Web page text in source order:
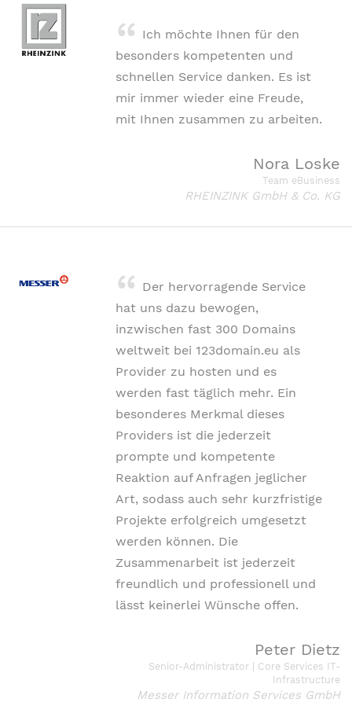
Ich möchte Ihnen für den
besonders kompetenten und
schnellen Service danken. Es ist
mir immer wieder eine Freude,
mit Ihnen zusammen zu arbeiten.
Nora Loske
Team eBusiness
RHEINZINK GmbH & Co. KG
Der hervorragende Service
hat uns dazu bewogen,
inzwischen fast 300 Domains
weltweit bei 123domain.eu als
Provider zu hosten und es
werden fast täglich mehr. Ein
besonderes Merkmal dieses
Providers ist die jederzeit
prompte und kompetente
Reaktion auf Anfragen jeglicher
Art, sodass auch sehr kurzfristige
Projekte erfolgreich umgesetzt
werden können. Die
Zusammenarbeit ist jederzeit
freundlich und professionell und
lässt keinerlei Wünsche offen.
Peter Dietz
Senior-Administrator | Core Services IT-
Infrastructure
Messer Information Services GmbH